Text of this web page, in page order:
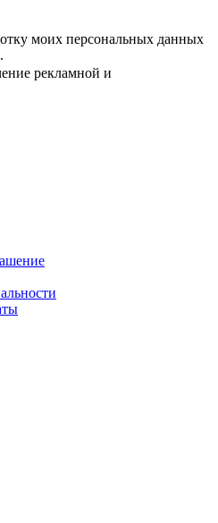
моих персональных данных
.
рекламной и